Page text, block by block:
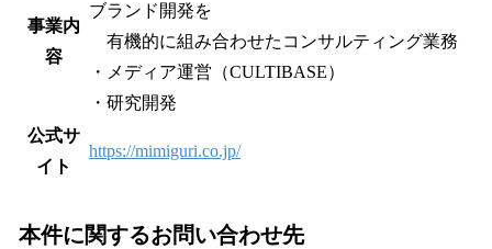
事業内
容
ブランド開発を
有機的に組み合わせたコンサルティング業務
・メディア運営（CULTIBASE）
・研究開発
公式サ
イト
https://mimiguri.co.jp/
本件に関するお問い合わせ先